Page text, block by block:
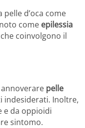
d’oca come
come epilessia
coinvolgono il
pelle
indesiderati. Inoltre,
e da oppioidi
sintomo.